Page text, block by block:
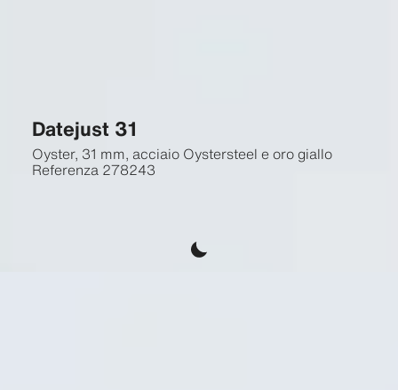
Datejust 31
Oyster, 31 mm, acciaio Oystersteel e oro giallo
Referenza 278243